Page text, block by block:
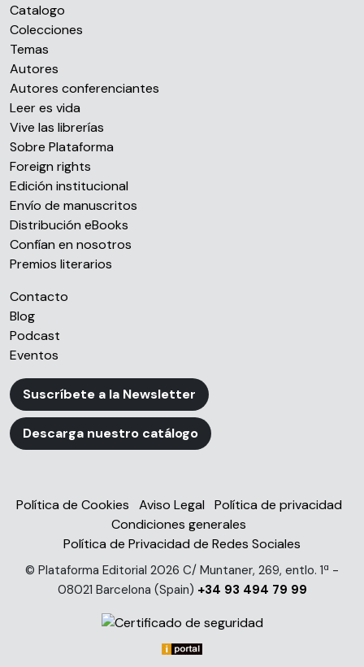
Catalogo
Colecciones
Temas
Autores
Autores conferenciantes
Leer es vida
Vive las librerías
Sobre Plataforma
Foreign rights
Edición institucional
Envío de manuscritos
Distribución eBooks
Confían en nosotros
Premios literarios
Contacto
Blog
Podcast
Eventos
Suscríbete a la Newsletter
Descarga nuestro catálogo
Política de Cookies Aviso Legal
Política de privacidad
Condiciones generales
Política de Privacidad de Redes Sociales
© Plataforma Editorial 2026 C/ Muntaner, 269, entlo. 1ª -
08021 Barcelona (Spain) +34 93 494 79 99